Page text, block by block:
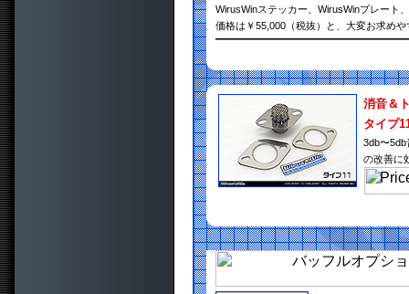
WirusWinステッカー、WirusWinプレート
価格は￥55,000（税抜）と、大変お求め
消音＆
タイプ
3db〜
の改善に